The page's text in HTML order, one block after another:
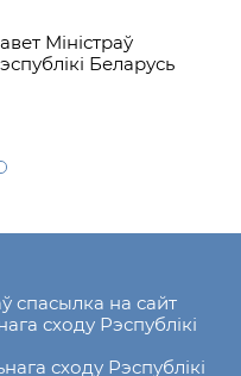
Міністраў
Беларусь
спасылка на сайт
сходу Рэспублікі
сходу Рэспублікі